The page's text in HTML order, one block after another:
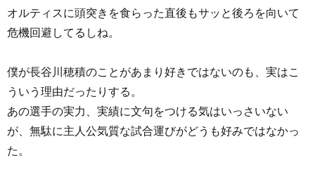
オルティスに頭突きを食らった直後もサッと後ろを向いて
危機回避してるしね。
僕が長谷川穂積のことがあまり好きではないのも、実はこ
ういう理由だったりする。
あの選手の実力、実績に文句をつける気はいっさいない
が、無駄に主人公気質な試合運びがどうも好みではなかっ
た。